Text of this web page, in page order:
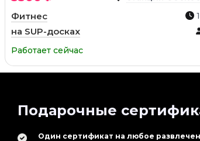
Фитнес
на SUP-досках
Работает сейчас
Подарочные
Один сертификат на любое